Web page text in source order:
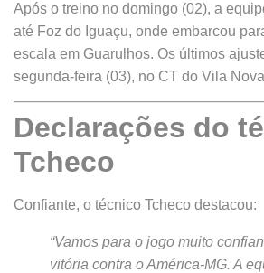
Após o treino no domingo (02), a
até Foz do Iguaçu, onde embarcou
escala em Guarulhos. Os últimos
segunda-feira (03), no CT do Vila
Declarações do
Tcheco
Confiante, o técnico Tcheco destacou:
“Vamos para o jogo muito
vitória contra o América-MG. A